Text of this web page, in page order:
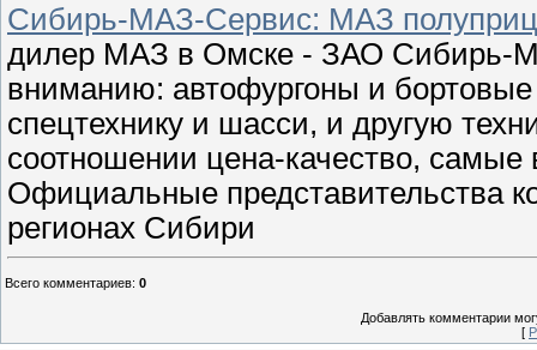
Сибирь-МАЗ-Сервис: МАЗ
дилер МАЗ в Омске - ЗАО Сибирь-
вниманию: автофургоны и
спецтехнику и шасси, и другую
соотношении цена-качество,
Официальные представительства
регионах Сибири
Всего комментариев: 0
Добавлять комментарии
[